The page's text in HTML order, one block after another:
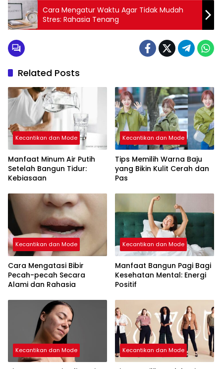
Cara Mengatur Waktu Agar Tidak Mudah
Stres: Rahasia Tenang
Related Posts
Kecantikan dan Mode
Manfaat Minum Air Putih
Setelah Bangun Tidur:
Kebiasaan
Kecantikan dan Mode
Tips Memilih Warna Baju
yang Bikin Kulit Cerah dan
Pas
Kecantikan dan Mode
Cara Mengatasi Bibir
Pecah-pecah Secara
Alami dan Rahasia
Kecantikan dan Mode
Manfaat Bangun Pagi Bagi
Kesehatan Mental: Energi
Positif
Kecantikan dan Mode Kecantikan dan Mode